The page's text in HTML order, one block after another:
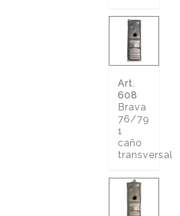
Art.
608
Brava
76/79
1
caño
transversal